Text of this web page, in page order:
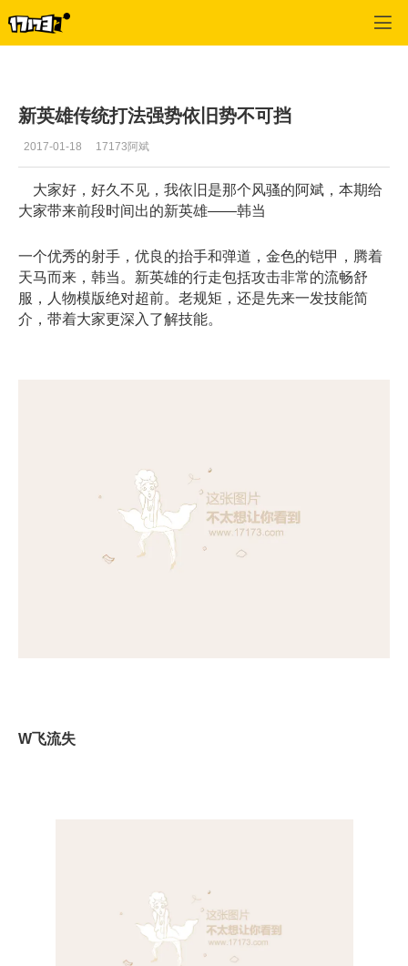
新英雄传统打法强势依旧势不可挡
2017-01-18 17173阿斌
大家好，好久不见，我依旧是那个风骚的阿斌，本期给
大家带来前段时间出的新英雄——韩当
一个优秀的射手，优良的抬手和弹道，金色的铠甲，腾着
天马而来，韩当。新英雄的行走包括攻击非常的流畅舒
服，人物模版绝对超前。 老规矩，还是先来一发技能简
介，带着大家更深入了解技能。
W飞流失